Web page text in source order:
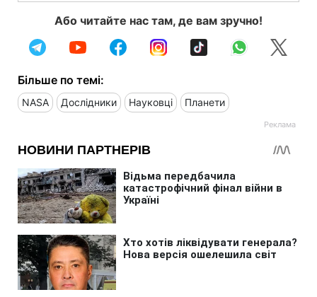
Або читайте нас там, де вам зручно!
Більше по темі:
NASA Дослідники Науковці Планети